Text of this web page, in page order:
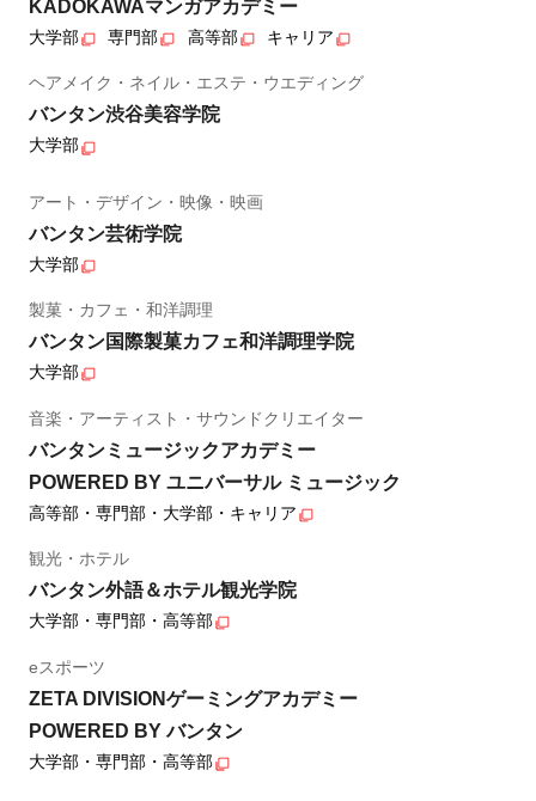
KADOKAWAマンガアカデミー
大学部 専門部 高等部 キャリア
ヘアメイク・ネイル・エステ・ウエディング
バンタン渋谷美容学院
大学部
アート・デザイン・映像・映画
バンタン芸術学院
大学部
製菓・カフェ・和洋調理
バンタン国際製菓カフェ和洋調理学院
大学部
音楽・アーティスト・サウンドクリエイター
バンタンミュージックアカデミー
POWERED BY ユニバーサル ミュージック
高等部・専門部・大学部・キャリア
観光・ホテル
バンタン外語＆ホテル観光学院
大学部・専門部・高等部
eスポーツ
ZETA DIVISIONゲーミングアカデミー
POWERED BY バンタン
大学部・専門部・高等部